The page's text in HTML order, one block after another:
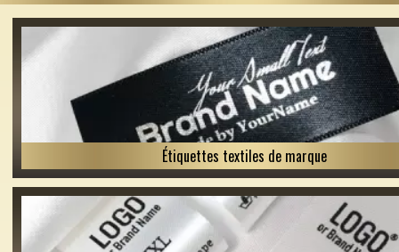
Étiquettes textiles de marque